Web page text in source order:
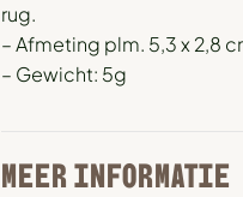
rug.
– Afmeting plm. 5,3 x 2,8
– Gewicht: 5g
MEER INFORMATIE